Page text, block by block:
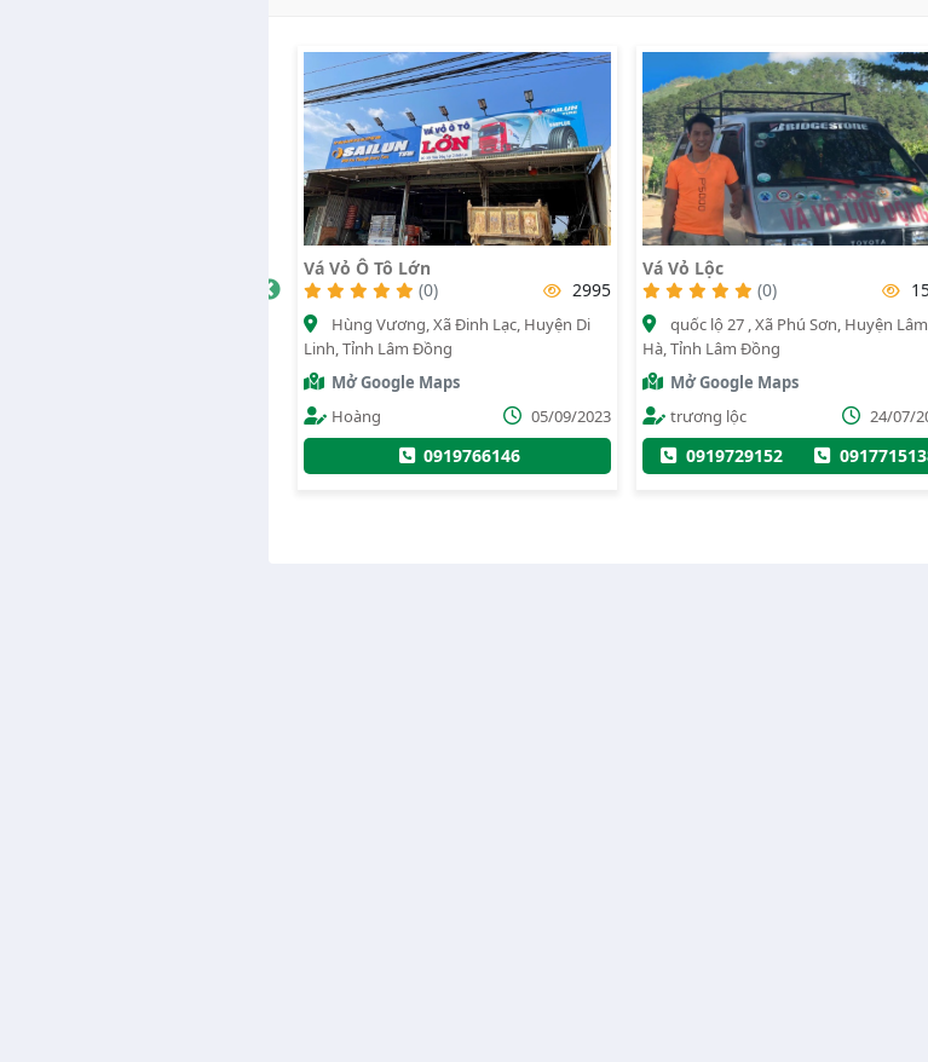
Vá Vỏ Ô Tô Lớn
(0)
2995
Hùng Vương, Xã Đinh Lạc, Huyện Di
Linh, Tỉnh Lâm Đồng
Mở Google Maps
Hoàng
05/09/2023
0919766146
Vá Vỏ Lộc
(0)
1575
quốc lộ 27 , Xã Phú Sơn, Huyện Lâm
Hà, Tỉnh Lâm Đồng
Mở Google Maps
trương lộc
24/07/2020
0919729152 0917715138